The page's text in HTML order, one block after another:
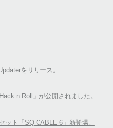
をリリース。
n Roll」が公開されました。
ット「SQ-CABLE-6」新登場。